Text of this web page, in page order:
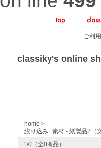
ご利
classiky's online
home >
絞り込み : 素材 - 紙製品2（
1/0（全0商品）